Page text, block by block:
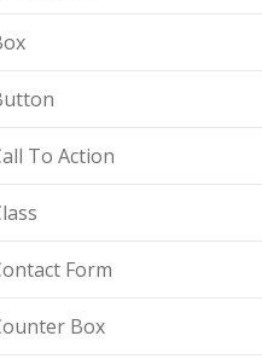
To Action
Form
Box